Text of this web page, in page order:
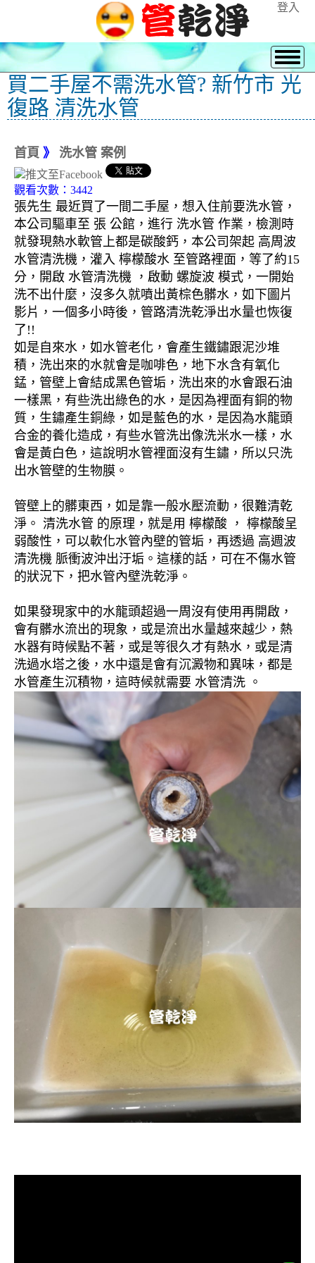
登入
買二手屋不需洗水管? 新竹市 光
復路 清洗水管
首頁 》 洗水管 案例
觀看次數：3442
張先生 最近買了一間二手屋，想入住前要洗水管，
本公司驅車至 張 公館，進行 洗水管 作業，檢測時
就發現熱水軟管上都是碳酸鈣，本公司架起 高周波
水管清洗機，灌入 檸檬酸水 至管路裡面，等了約15
分，開啟 水管清洗機 ，啟動 螺旋波 模式，一開始
洗不出什麼，沒多久就噴出黃棕色髒水，如下圖片
影片，一個多小時後，管路清洗乾淨出水量也恢復
了!!
如是自來水，如水管老化，會產生鐵鏽跟泥沙堆
積，洗出來的水就會是咖啡色，地下水含有氧化
錳，管壁上會結成黑色管垢，洗出來的水會跟石油
一樣黑，有些洗出綠色的水，是因為裡面有銅的物
質，生鏽產生銅綠，如是藍色的水，是因為水龍頭
合金的養化造成，有些水管洗出像洗米水一樣，水
會是黃白色，這說明水管裡面沒有生鏽，所以只洗
出水管壁的生物膜。
管壁上的髒東西，如是靠一般水壓流動，很難清乾
淨。 清洗水管 的原理，就是用 檸檬酸 ， 檸檬酸呈
弱酸性，可以軟化水管內壁的管垢，再透過 高週波
清洗機 脈衝波沖出汙垢。這樣的話，可在不傷水管
的狀況下，把水管內壁洗乾淨。
如果發現家中的水龍頭超過一周沒有使用再開啟，
會有髒水流出的現象，或是流出水量越來越少，熱
水器有時候點不著，或是等很久才有熱水，或是清
洗過水塔之後，水中還是會有沉澱物和異味，都是
水管產生沉積物，這時候就需要 水管清洗 。